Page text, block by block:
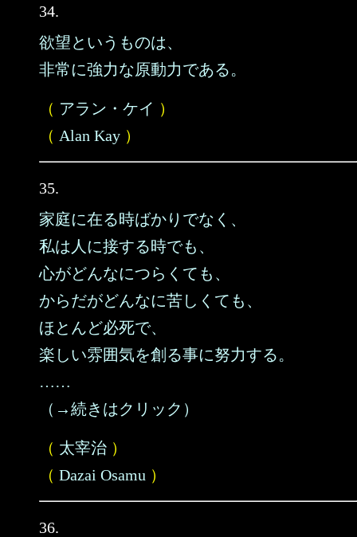
34.
欲望というものは、
非常に強力な原動力である。
（ アラン・ケイ ）
（ Alan Kay ）
35.
家庭に在る時ばかりでなく、
私は人に接する時でも、
心がどんなにつらくても、
からだがどんなに苦しくても、
ほとんど必死で、
楽しい雰囲気を創る事に努力する。
……
（→続きはクリック）
（ 太宰治 ）
（ Dazai Osamu ）
36.